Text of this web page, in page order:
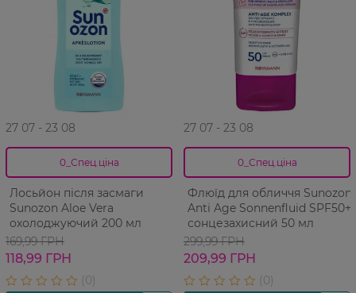
27 07 - 23 08
0_Спец.ціна
Лосьйон після засмаги
Sunozon Aloe Vera
охолоджуючий 200 мл
169,99 ГРН
118,99 ГРН
27 07 - 23 08
0_Спец.ціна
Флюїд для обличчя Sunozon
Anti Age Sonnenfluid SPF50+
сонцезахисний 50 мл
299,99 ГРН
209,99 ГРН